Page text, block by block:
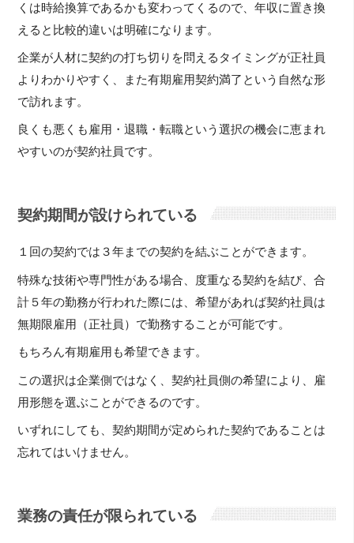
くは時給換算であるかも変わってくるので、年収に置き換
えると比較的違いは明確になります。
企業が人材に契約の打ち切りを問えるタイミングが正社員
よりわかりやすく、また有期雇用契約満了という自然な形
で訪れます。
良くも悪くも雇用・退職・転職という選択の機会に恵まれ
やすいのが契約社員です。
契約期間が設けられている
１回の契約では３年までの契約を結ぶことができます。
特殊な技術や専門性がある場合、度重なる契約を結び、合
計５年の勤務が行われた際には、希望があれば契約社員は
無期限雇用（正社員）で勤務することが可能です。
もちろん有期雇用も希望できます。
この選択は企業側ではなく、契約社員側の希望により、雇
用形態を選ぶことができるのです。
いずれにしても、契約期間が定められた契約であることは
忘れてはいけません。
業務の責任が限られている